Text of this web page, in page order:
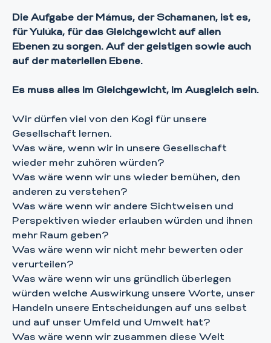
Die Aufgabe der Mámus, der Schamanen, ist es,
für Yulúka, für das Gleichgewicht auf allen
Ebenen zu sorgen. Auf der geistigen sowie auch
auf der materiellen Ebene.
Es muss alles im Gleichgewicht, im Ausgleich sein.
Wir dürfen viel von den Kogi für unsere
Gesellschaft lernen.
Was wäre, wenn wir in unsere Gesellschaft
wieder mehr zuhören würden?
Was wäre wenn wir uns wieder bemühen, den
anderen zu verstehen?
Was wäre wenn wir andere Sichtweisen und
Perspektiven wieder erlauben würden und ihnen
mehr Raum geben?
Was wäre wenn wir nicht mehr bewerten oder
verurteilen?
Was wäre wenn wir uns gründlich überlegen
würden welche Auswirkung unsere Worte, unser
Handeln unsere Entscheidungen auf uns selbst
und auf unser Umfeld und Umwelt hat?
Was wäre wenn wir zusammen diese Welt